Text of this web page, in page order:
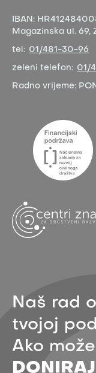
IBAN:
Magazinska ul. 69,
tel: 01/481-30-96
zeleni telefon: 01/
Radno vrijeme:
Naš rad
tvojoj
Ako